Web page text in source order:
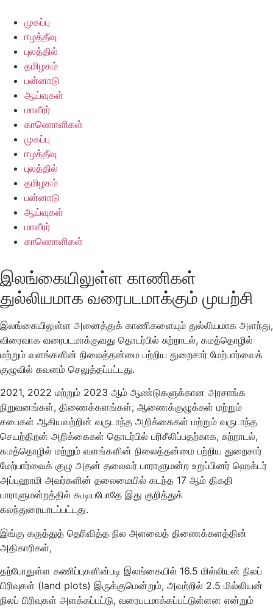
content
முகப்பு
ஈழத்தீவு
புலத்தில்
தமிழகம்
பன்னாடு
ஆய்வுகள்
மாவீரர்
காணொளிகள்
முகப்பு
ஈழத்தீவு
புலத்தில்
தமிழகம்
பன்னாடு
ஆய்வுகள்
மாவீரர்
காணொளிகள்
இலங்கையிலுள்ள காணிகள்
துல்லியமாக வரைபடமாக்கும் முயற்சி
இலங்கையிலுள்ள அனைத்துக் காணிகளையும் துல்லியமாக அளந்து,
விரைவாக வரைபடமாக்குவது தொடர்பில் சுற்றாடல், கமத்தொழில்
மற்றும் வளங்களின் நிலைத்தன்மை பற்றிய துறைசார் மேற்பார்வைக்
குழுவில் கவனம் செலுத்தப்பட்டது.
2021, 2022 மற்றும் 2023 ஆம் ஆண்டுகளுக்கான அரசாங்க
நிறுவனங்கள், திணைக்களங்கள், ஆணைக்குழுக்கள் மற்றும்
சபைகள் ஆகியவற்றின் வருடாந்த அறிக்கைகள் மற்றும் வருடாந்த
செயற்திறன் அறிக்கைகள் தொடர்பில் பரிசீலிப்பதற்காக, சுற்றாடல்,
கமத்தொழில் மற்றும் வளங்களின் நிலைத்தன்மை பற்றிய துறைசார்
மேற்பார்வைக் குழு அதன் தலைவர் பாராளுமன்ற உறுப்பினர் ஹெக்டர்
அப்புஹாமி அவர்களின் தலைமையில் கடந்த 17 ஆம் திகதி
பாராளுமன்றத்தில் கூடியபோதே இது குறித்துக்
கலந்துரையாடப்பட்டது.
இங்கு கருத்துத் தெரிவித்த நில அளவைத் திணைக்களத்தின்
அதிகாரிகள்,
தற்போதுள்ள கணிப்புகளின்படி இலங்கையில் 16.5 மில்லியன் நிலப்
பிரிவுகள் (land plots) இருக்குமென்றும், அவற்றில் 2.5 மில்லியன்
நிலப் பிரிவுகள் அளக்கப்பட்டு, வரைபடமாக்கப்பட்டுள்ளன என்றும்